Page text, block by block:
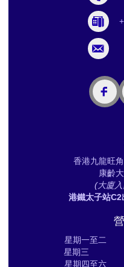
香港九龍旺
康齡
(大廈
港鐵太子站
星期一至二
星期
星期四至六